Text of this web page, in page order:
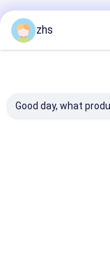
Empfohlene
zhs
Good day, what